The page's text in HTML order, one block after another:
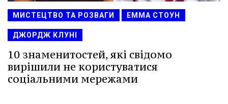
МИСТЕЦТВО ТА РОЗВАГИ ЕММА СТОУН
ДЖОРДЖ КЛУНІ
10 знаменитостей, які свідомо
вирішили не користуватися
соціальними мережами